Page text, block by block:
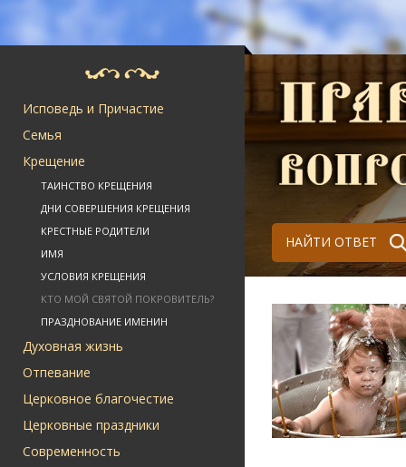
Исповедь и Причастие
Семья
Крещение
ТАИНСТВО КРЕЩЕНИЯ
ДНИ СОВЕРШЕНИЯ КРЕЩЕНИЯ
КРЕСТНЫЕ РОДИТЕЛИ
ИМЯ
УСЛОВИЯ КРЕЩЕНИЯ
КТО МОЙ СВЯТОЙ ПОКРОВИТЕЛЬ?
ПРАЗДНОВАНИЕ ИМЕНИН
Духовная жизнь
Отпевание
Церковное благочестие
Церковные праздники
Современность
НАЙТИ ОТВЕТ